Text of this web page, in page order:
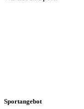
Sportangebot